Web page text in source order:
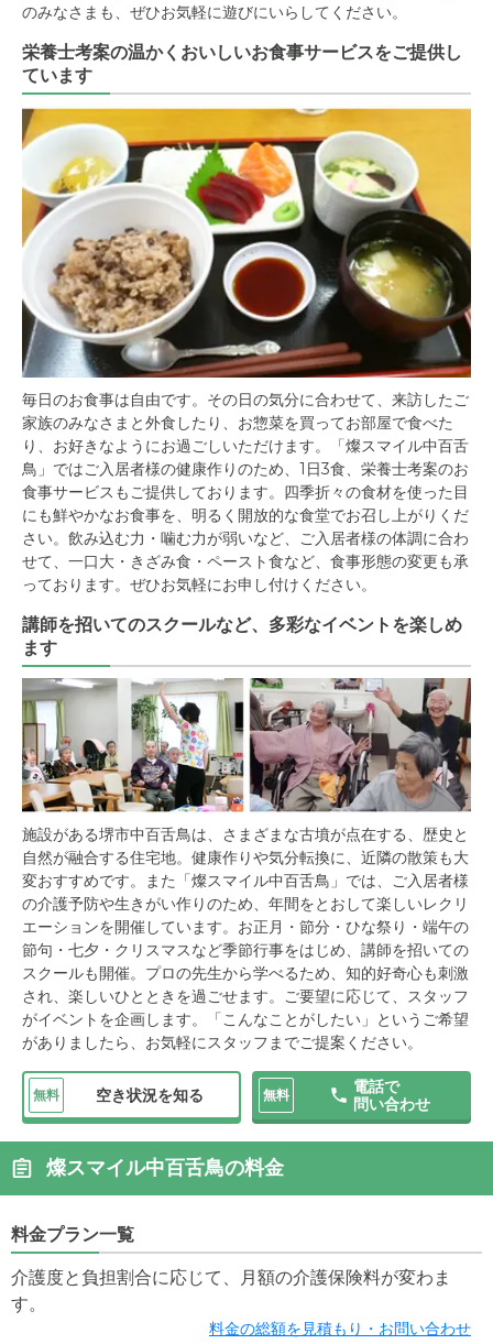
のみなさまも、ぜひお気軽に遊びにいらしてください。
栄養士考案の温かくおいしいお食事サービスをご提供し
ています
毎日のお食事は自由です。その日の気分に合わせて、来訪したご
家族のみなさまと外食したり、お惣菜を買ってお部屋で食べた
り、お好きなようにお過ごしいただけます。「燦スマイル中百舌
鳥」ではご入居者様の健康作りのため、1日3食、栄養士考案のお
食事サービスもご提供しております。四季折々の食材を使った目
にも鮮やかなお食事を、明るく開放的な食堂でお召し上がりくだ
さい。飲み込む力・噛む力が弱いなど、ご入居者様の体調に合わ
せて、一口大・きざみ食・ペースト食など、食事形態の変更も承
っております。ぜひお気軽にお申し付けください。
講師を招いてのスクールなど、多彩なイベントを楽しめ
ます
施設がある堺市中百舌鳥は、さまざまな古墳が点在する、歴史と
自然が融合する住宅地。健康作りや気分転換に、近隣の散策も大
変おすすめです。また「燦スマイル中百舌鳥」では、ご入居者様
の介護予防や生きがい作りのため、年間をとおして楽しいレクリ
エーションを開催しています。お正月・節分・ひな祭り・端午の
節句・七夕・クリスマスなど季節行事をはじめ、講師を招いての
スクールも開催。プロの先生から学べるため、知的好奇心も刺激
され、楽しいひとときを過ごせます。ご要望に応じて、スタッフ
がイベントを企画します。「こんなことがしたい」というご希望
がありましたら、お気軽にスタッフまでご提案ください。
無料 空き状況を知る 無料
電話で
問い合わせ
燦スマイル中百舌鳥の料金
料金プラン一覧
介護度と負担割合に応じて、月額の介護保険料が変わま
す。
料金の総額を見積もり・お問い合わせ